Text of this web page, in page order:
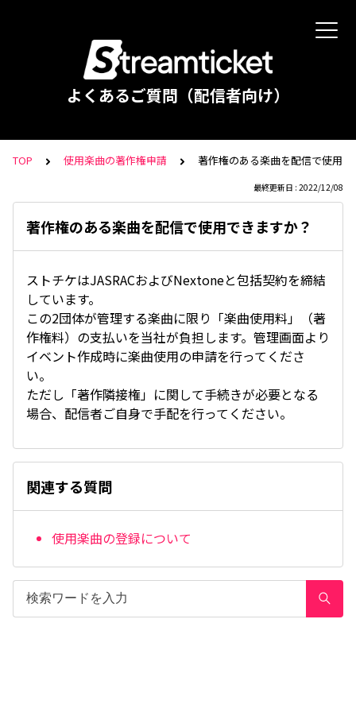
よくあるご質問（配信者向け）
TOP 使用楽曲の著作権申請 著作権のある楽曲を配信で使用
最終更新日 : 2022/12/08
著作権のある楽曲を配信で使用できますか？
ストチケはJASRACおよびNextoneと包括契約を締結
しています。
この2団体が管理する楽曲に限り「楽曲使用料」（著
作権料）の支払いを当社が負担します。管理画面より
イベント作成時に楽曲使用の申請を行ってくださ
い。
ただし「著作隣接権」に関して手続きが必要となる
場合、配信者ご自身で手配を行ってください。
関連する質問
使用楽曲の登録について